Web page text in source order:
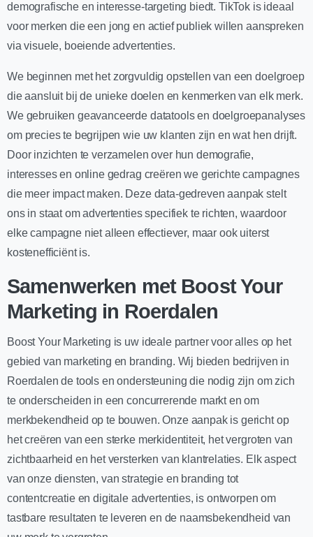
demografische en interesse-targeting biedt. TikTok is ideaal
voor merken die een jong en actief publiek willen aanspreken
via visuele, boeiende advertenties.
We beginnen met het zorgvuldig opstellen van een doelgroep
die aansluit bij de unieke doelen en kenmerken van elk merk.
We gebruiken geavanceerde datatools en doelgroepanalyses
om precies te begrijpen wie uw klanten zijn en wat hen drijft.
Door inzichten te verzamelen over hun demografie,
interesses en online gedrag creëren we gerichte campagnes
die meer impact maken. Deze data-gedreven aanpak stelt
ons in staat om advertenties specifiek te richten, waardoor
elke campagne niet alleen effectiever, maar ook uiterst
kostenefficiënt is.
Samenwerken met Boost Your
Marketing in Roerdalen
Boost Your Marketing is uw ideale partner voor alles op het
gebied van marketing en branding. Wij bieden bedrijven in
Roerdalen de tools en ondersteuning die nodig zijn om zich
te onderscheiden in een concurrerende markt en om
merkbekendheid op te bouwen. Onze aanpak is gericht op
het creëren van een sterke merkidentiteit, het vergroten van
zichtbaarheid en het versterken van klantrelaties. Elk aspect
van onze diensten, van strategie en branding tot
contentcreatie en digitale advertenties, is ontworpen om
tastbare resultaten te leveren en de naamsbekendheid van